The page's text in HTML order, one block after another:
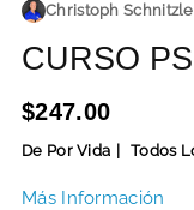
Christoph
CURSO
$247.00
De Por Vida Todos
Más Información